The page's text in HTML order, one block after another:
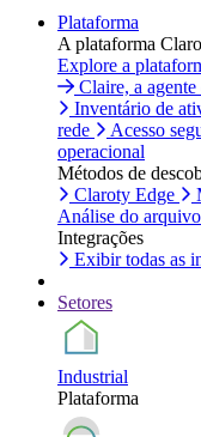
Plataforma
A plataforma
Explore a
Claire, a
Inventário de
rede
Acesso
operacional
Métodos de
Claroty Edge
Análise do
Integrações
Exibir todas as
Setores
Industrial
Plataforma